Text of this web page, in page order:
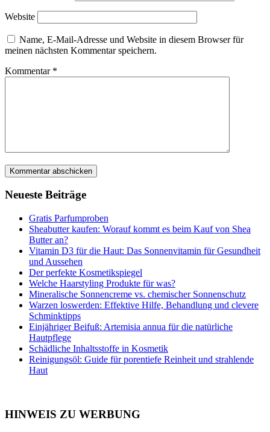
Website
Name, E-Mail-Adresse und Website in diesem Browser für
meinen nächsten Kommentar speichern.
Kommentar *
Neueste Beiträge
Gratis Parfumproben
Sheabutter kaufen: Worauf kommt es beim Kauf von Shea
Butter an?
Vitamin D3 für die Haut: Das Sonnenvitamin für Gesundheit
und Aussehen
Der perfekte Kosmetikspiegel
Welche Haarstyling Produkte für was?
Mineralische Sonnencreme vs. chemischer Sonnenschutz
Warzen loswerden: Effektive Hilfe, Behandlung und clevere
Schminktipps
Einjähriger Beifuß: Artemisia annua für die natürliche
Hautpflege
Schädliche Inhaltsstoffe in Kosmetik
Reinigungsöl: Guide für porentiefe Reinheit und strahlende
Haut
HINWEIS ZU WERBUNG